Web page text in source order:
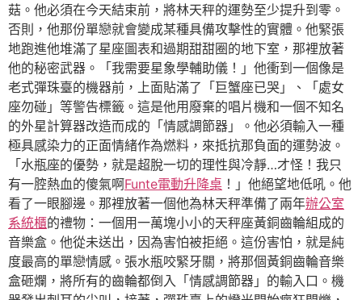
菇。他必須在今天結束前，將林天秤的運勢至少提升到零。
否則，他那份單戀就會變成某種具備攻擊性的實體。他緊張
地跑進他堆滿了星座圖表和過期甜甜圈的地下室，那裡放著
他的秘密武器。「我需要星象學輔助儀！」他衝到一個像是
老式彈珠臺的機器前，上面貼滿了「巨蟹座已哭」、「處女
座勿碰」等警告標籤。這是他用廢棄的唱片機和一個不知名
的外星計算器改造而成的「情感調節器」。他必須輸入一種
極具感染力的正面情緒作為燃料，來抵抗那負面的運勢波。
「水瓶座的優勢，就是超脫一切的理性與冷靜…才怪！我只
有一腔熱血的傻氣啊Funte電動升降桌 ！」他絕望地低吼。他
看了一眼腳邊。那裡放著一個他為林天秤準備了兩年辦公室
系統櫃的禮物：一個用一萬塊小小的天秤座黃銅齒輪組成的
音樂盒。他從未送出，因為害怕被拒絕。這份害怕，就是純
度最高的單戀情感。張水瓶咬緊牙關，將那個黃銅齒輪音樂
盒砸爛，將所有的齒輪都倒入「情感調節器」的輸入口。機